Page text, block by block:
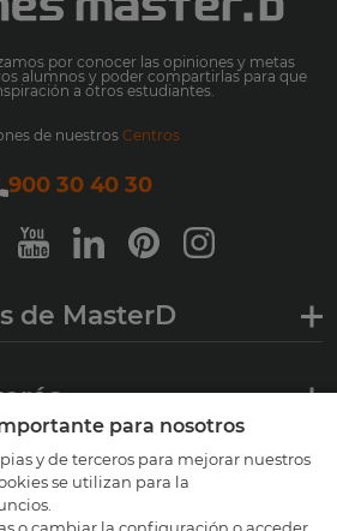
por conocer las opiniones y metas
alumnos y poder compartirlas para que
a otros estudiantes.
de nuestrosCentros
900 30 40 30
de MasterD
para nosotros
y de terceros para mejorar nuestros
se utilizan para la